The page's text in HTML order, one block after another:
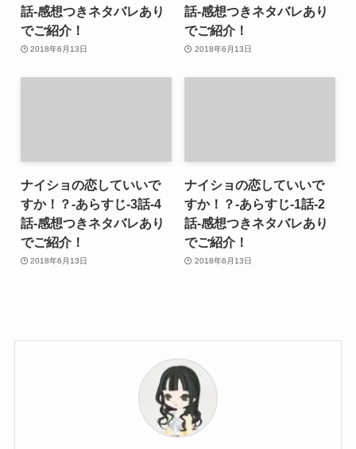
話-感想つきネタバレあり
でご紹介！
2018年6月13日
話-感想つきネタバレあり
でご紹介！
2018年6月13日
ナイショの恋していいで
すか！？-あらすじ-3話-4
話-感想つきネタバレあり
でご紹介！
2018年6月13日
ナイショの恋していいで
すか！？-あらすじ-1話-2
話-感想つきネタバレあり
でご紹介！
2018年6月13日